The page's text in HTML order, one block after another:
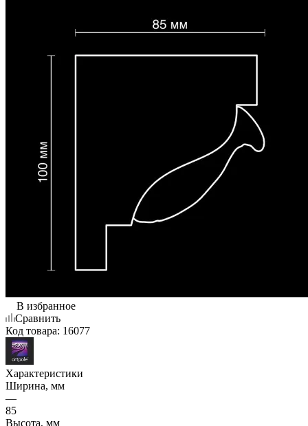
В избранное
Сравнить
Код товара: 16077
Характеристики
Ширина, мм
—
85
Высота, мм